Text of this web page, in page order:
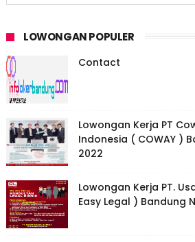
LOWONGAN POPULER
Contact
Lowongan Kerja PT
Indonesia ( COWAY )
2022
Lowongan Kerja PT.
Easy Legal ) Bandung